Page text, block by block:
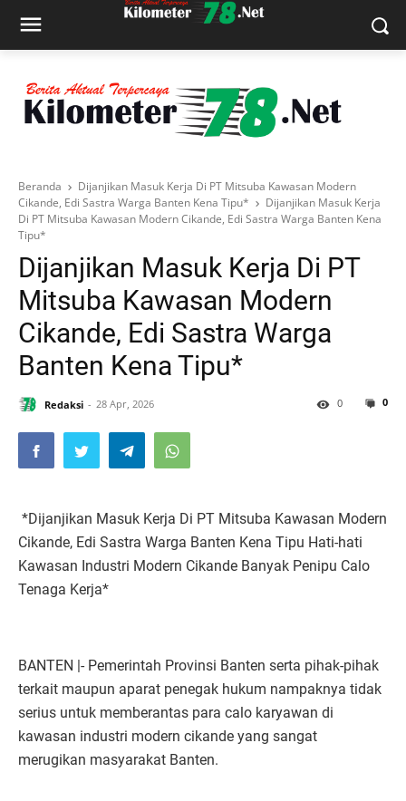
Beranda
Dijanjikan Masuk Kerja Di PT Mitsuba Kawasan Modern
Cikande, Edi Sastra Warga Banten Kena Tipu*
Dijanjikan Masuk Kerja
Di PT Mitsuba Kawasan Modern Cikande, Edi Sastra Warga Banten Kena
Tipu*
Dijanjikan Masuk Kerja Di PT
Mitsuba Kawasan Modern
Cikande, Edi Sastra Warga
Banten Kena Tipu*
Redaksi 28 Apr, 2026 0
0
*Dijanjikan Masuk Kerja Di PT Mitsuba Kawasan Modern
Cikande, Edi Sastra Warga Banten Kena Tipu Hati-hati
Kawasan Industri Modern Cikande Banyak Penipu Calo
Tenaga Kerja*
BANTEN |- Pemerintah Provinsi Banten serta pihak-pihak
terkait maupun aparat penegak hukum nampaknya tidak
serius untuk memberantas para calo karyawan di
kawasan industri modern cikande yang sangat
merugikan masyarakat Banten.